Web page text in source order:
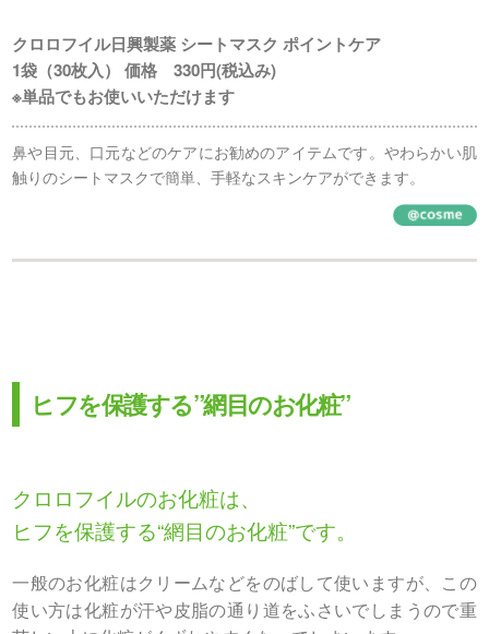
クロロフイル日興製薬 シートマスク ポイントケア
1袋（30枚入） 価格 330円(税込み)
※単品でもお使いいただけます
鼻や目元、口元などのケアにお勧めのアイテムです。やわらかい肌
触りのシートマスクで簡単、手軽なスキンケアができます。
ヒフを保護する”網目のお化粧”
クロロフイルのお化粧は、
ヒフを保護する“網目のお化粧”です。
一般のお化粧はクリームなどをのばして使いますが、この
使い方は化粧が汗や皮脂の通り道をふさいでしまうので重